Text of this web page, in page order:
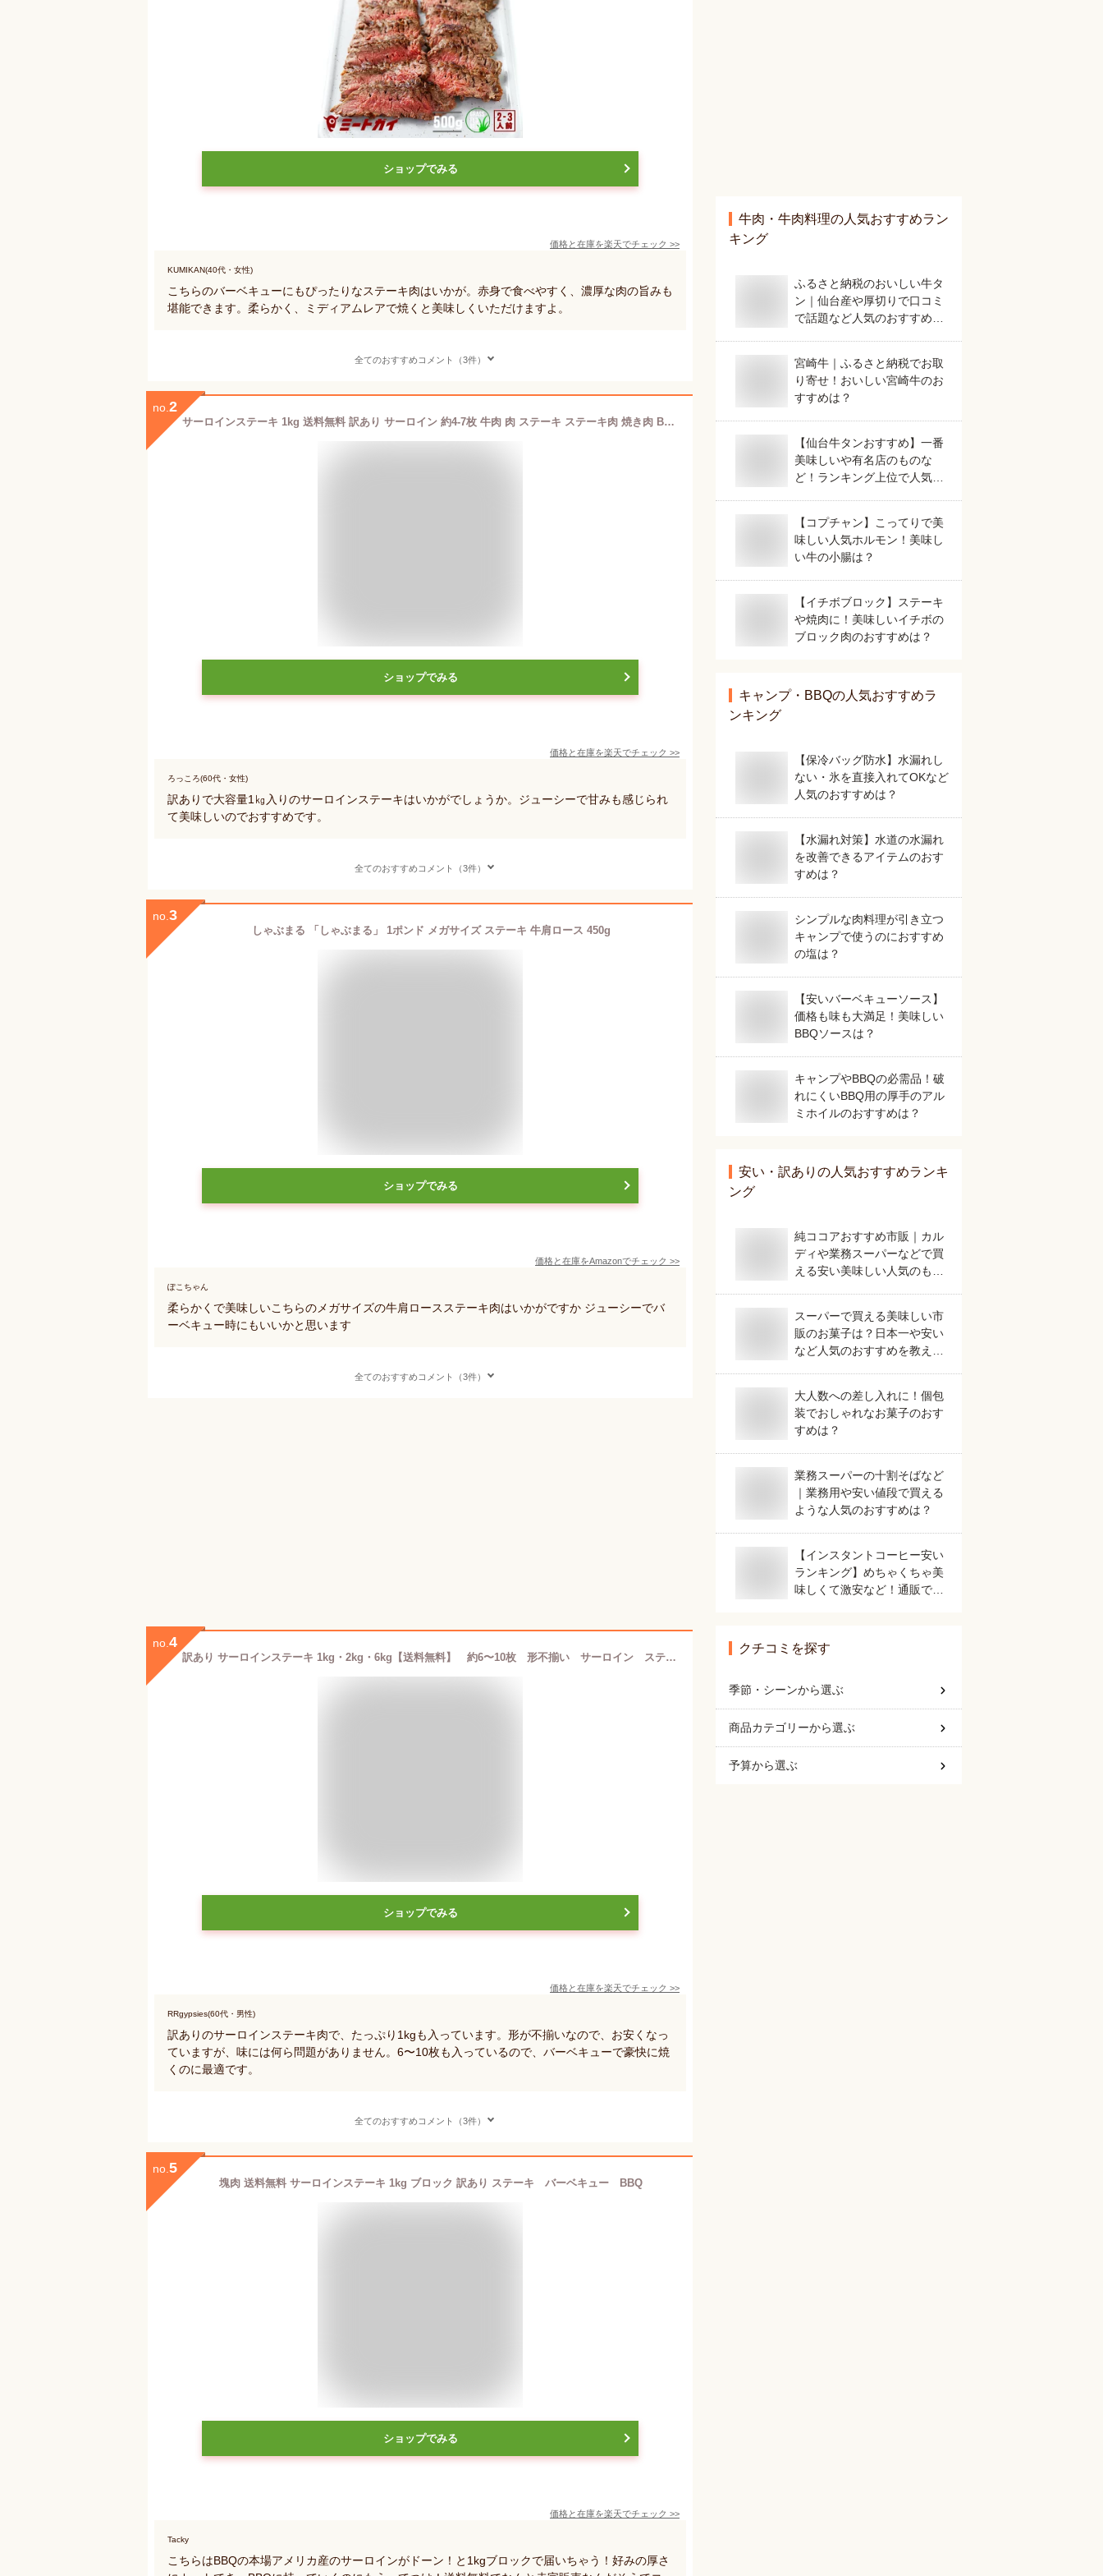
ショップでみる
価格と在庫を楽天でチェック >>
KUMIKAN(40代・女性)
こちらのバーベキューにもぴったりなステーキ肉はいかが。赤身で食べやすく、濃厚な肉の旨みも
堪能できます。柔らかく、ミディアムレアで焼くと美味しくいただけますよ。
全てのおすすめコメント（3件）
no. 2
サーロインステーキ 1kg 送料無料 訳あり サーロイン 約4-7枚 牛肉 肉 ステーキ ステーキ肉 焼き肉 BBQ バーベキュー メーカー直送 shr-000
ショップでみる
価格と在庫を楽天でチェック >>
ろっころ(60代・女性)
訳ありで大容量1㎏入りのサーロインステーキはいかがでしょうか。ジューシーで甘みも感じられ
て美味しいのでおすすめです。
全てのおすすめコメント（3件）
no. 3
しゃぶまる 「しゃぶまる」 1ポンド メガサイズ ステーキ 牛肩ロース 450g
ショップでみる
価格と在庫をAmazonでチェック >>
ぽこちゃん
柔らかくで美味しいこちらのメガサイズの牛肩ロースステーキ肉はいかがですか ジューシーでバ
ーベキュー時にもいいかと思います
全てのおすすめコメント（3件）
no. 4
訳あり サーロインステーキ 1kg・2kg・6kg【送料無料】 約6〜10枚 形不揃い サーロイン ステーキ （加工牛肉） お肉 肉 高級 お取り寄せ お取り寄せグルメ 牛肉 サーロイン 美味しいもの おいしいもの ギフト 誕生日 内祝い 敬老の日 母の日 父の日 御中元 キャンプ飯
ショップでみる
価格と在庫を楽天でチェック >>
RRgypsies(60代・男性)
訳ありのサーロインステーキ肉で、たっぷり1kgも入っています。形が不揃いなので、お安くなっ
ていますが、味には何ら問題がありません。6〜10枚も入っているので、バーベキューで豪快に焼
くのに最適です。
全てのおすすめコメント（3件）
no. 5
塊肉 送料無料 サーロインステーキ 1kg ブロック 訳あり ステーキ バーベキュー BBQ
ショップでみる
価格と在庫を楽天でチェック >>
Tacky
こちらはBBQの本場アメリカ産のサーロインがドーン！と1kgブロックで届いちゃう！好みの厚さ
牛肉・牛肉料理の人気おすすめラン
キング
ふるさと納税のおいしい牛タ
ン｜仙台産や厚切りで口コミ
で話題など人気のおすすめ
宮崎牛｜ふるさと納税でお取
り寄せ！おいしい宮崎牛のお
すすめは？
【仙台牛タンおすすめ】一番
美味しいや有名店のものな
ど！ランキング上位で人気の
【コプチャン】こってりで美
味しい人気ホルモン！美味し
い牛の小腸は？
【イチボブロック】ステーキ
や焼肉に！美味しいイチボの
ブロック肉のおすすめは？
キャンプ・BBQの人気おすすめラ
ンキング
【保冷バッグ防水】水漏れし
ない・氷を直接入れてOKなど
人気のおすすめは？
【水漏れ対策】水道の水漏れ
を改善できるアイテムのおす
すめは？
シンプルな肉料理が引き立つ
キャンプで使うのにおすすめ
の塩は？
【安いバーベキューソース】
価格も味も大満足！美味しい
BBQソースは？
キャンプやBBQの必需品！破
れにくいBBQ用の厚手のアル
ミホイルのおすすめは？
安い・訳あり の人気おすすめランキ
ング
純ココアおすすめ市販｜カル
ディや業務スーパーなどで買
える安い美味しい人気のもの
スーパーで買える美味しい市
販のお菓子は？日本一や安い
など人気のおすすめを教え
大人数への差し入れに！個包
装でおしゃれなお菓子のおす
すめは？
業務スーパーの十割そばなど
｜業務用や安い値段で買える
ような人気のおすすめは？
【インスタントコーヒー安い
ランキング】めちゃくちゃ美
味しくて激安など！通販で人
クチコミを探す
季節・シーンから選ぶ
商品カテゴリーから選ぶ
予算から選ぶ